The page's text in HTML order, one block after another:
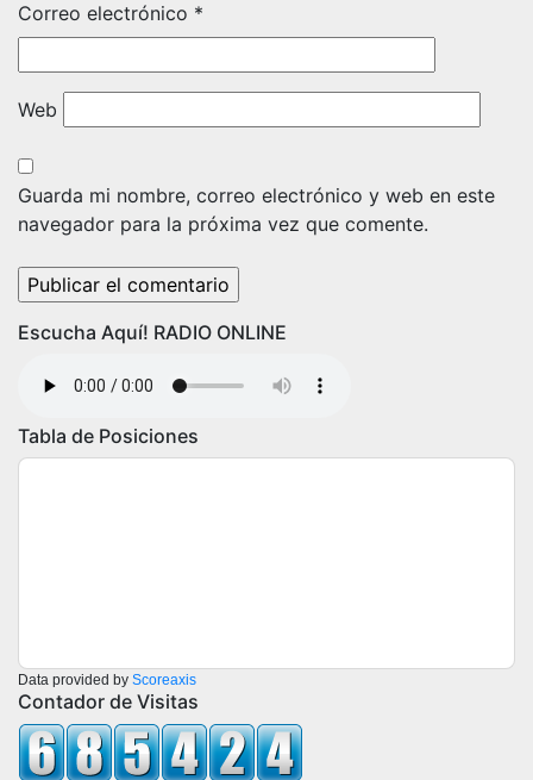
Correo electrónico *
Web
Guarda mi nombre, correo electrónico y web en este
navegador para la próxima vez que comente.
Escucha Aquí! RADIO ONLINE
Tabla de Posiciones
Data provided by Scoreaxis
Contador de Visitas